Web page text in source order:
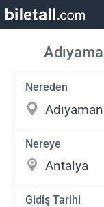
Nereden
Nereye
Gidiş Tarihi